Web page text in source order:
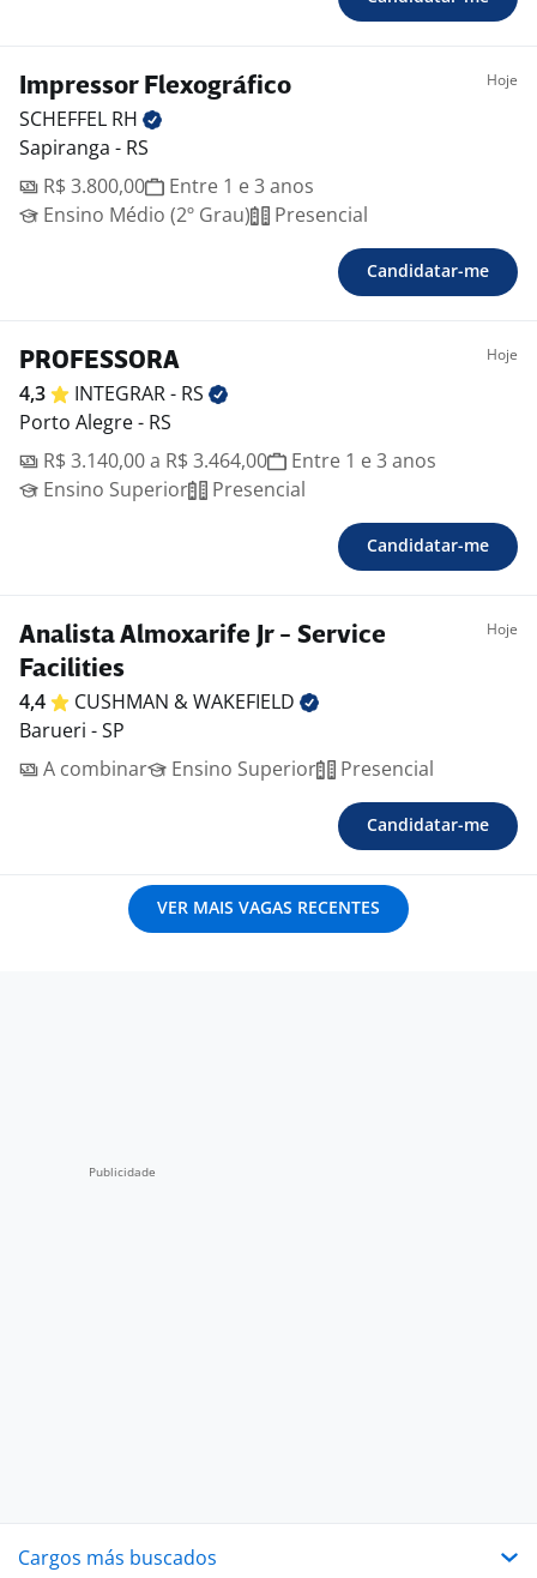
Impressor Flexográfico Hoje
SCHEFFEL RH
Sapiranga - RS
R$ 3.800,00
Entre 1 e 3 anos
Ensino Médio (2º Grau)
Presencial
Candidatar-me
PROFESSORA Hoje
4,3 INTEGRAR - RS
Porto Alegre - RS
R$ 3.140,00 a R$ 3.464,00
Entre 1 e 3 anos
Ensino Superior
Presencial
Candidatar-me
Analista Almoxarife Jr - Service
Facilities
Hoje
4,4 CUSHMAN &WAKEFIELD
Barueri - SP
A combinar
Ensino Superior Presencial
Candidatar-me
VER MAIS VAGAS RECENTES
Cargos más buscados